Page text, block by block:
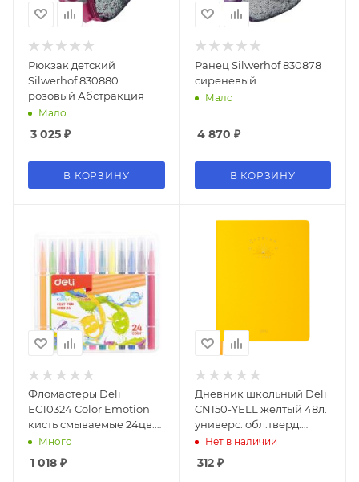
Рюкзак детский
Silwerhof 830880
розовый Абстракция
Мало
3 025 ₽
В КОРЗИНУ
Ранец Silwerhof 830878
сиреневый
Мало
4 870 ₽
В КОРЗИНУ
Фломастеры Deli
EC10324 Color Emotion
кисть смываемые 24цв.
пластиковый пенал
Много
1 018 ₽
Дневник школьный Deli
CN150-YELL желтый 48л.
универс. обл.тверд.
мел.карт.
Нет в наличии
312₽